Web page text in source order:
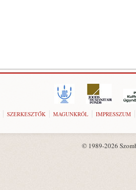
SZERKESZTŐK MAGUNKRÓL IMPRESSZUM
© 1989-2026